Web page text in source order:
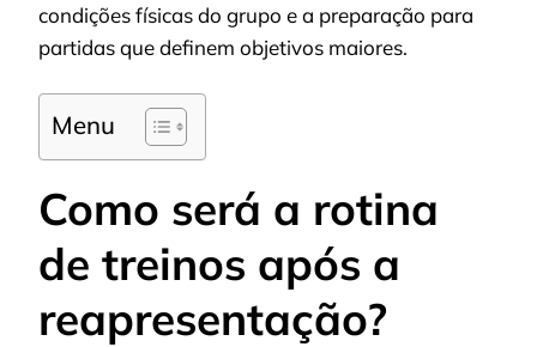
condições físicas do grupo e a preparação para
partidas que definem objetivos maiores.
Menu
Como será a rotina
de treinos após a
reapresentação?